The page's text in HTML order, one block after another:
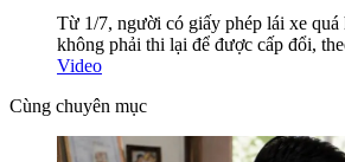
Từ 1/7, người có giấy phép lái xe quá
không phải thi lại để được cấp đổi,
Video
Cùng chuyên mục